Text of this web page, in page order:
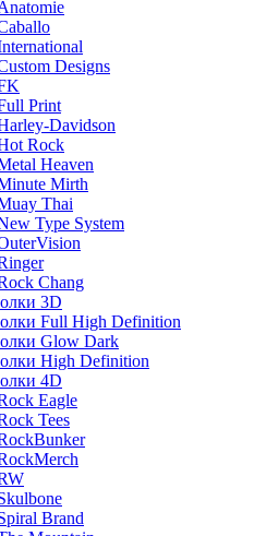
Designs
Print
Davidson
Rock
Heaven
Mirth
Thai
Type System
Chang
3D
Full High Definition
Glow Dark
High Definition
4D
Eagle
Tees
Brand